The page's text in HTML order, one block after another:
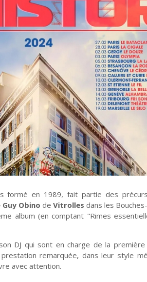
formé en 1989, fait partie des
Guy Obino deVitrolles dans les
album (en comptant "Rimes
DJ qui sont en charge de la première
remarquée, dans leur style
avec attention.